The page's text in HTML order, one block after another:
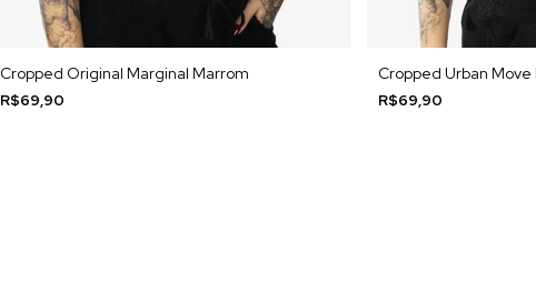
Cropped Original Marginal Marrom
R$69,90
Cropped Urban Move
R$69,90